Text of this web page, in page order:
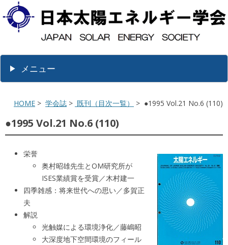
メニュー
HOME > 学会誌 > 既刊（目次一覧） > ●1995 Vol.21 No.6 (110)
●1995 Vol.21 No.6 (110)
栄誉
奥村昭雄先生とOM研究所が
ISES業績賞を受賞／木村建一
四季雑感：将来世代への思い／多賀正
夫
解説
光触媒による環境浄化／藤嶋昭
大深度地下空間環境のフィール